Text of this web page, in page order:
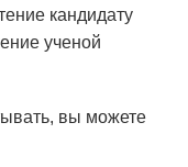
кандидату
ученой
вы можете